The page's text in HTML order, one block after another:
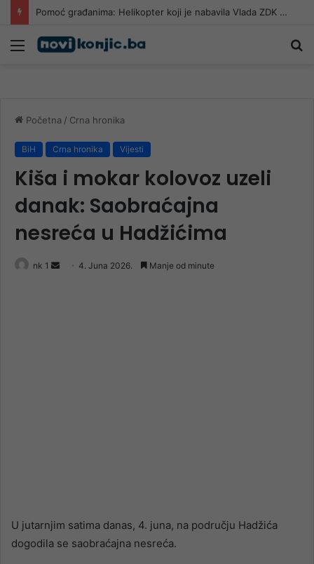
Pomoć građanima: Helikopter koji je nabavila Vlada ZDK gasi požar u HNK
Meni
Početna / Crna hronika
BiH Crna hronika Vijesti
Kiša i mokar kolovoz uzeli
danak: Saobraćajna
nesreća u Hadžićima
nk 1
Send 4. Juna 2026. Manje od minute
U jutarnjim satima danas, 4. juna, na području Hadžića
dogodila se saobraćajna nesreća.